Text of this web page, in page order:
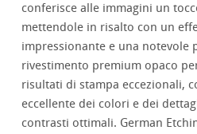
conferisce alle immagini un
mettendole in risalto con un
impressionante e una notevole
rivestimento premium opaco
risultati di stampa eccezionali,
eccellente dei colori e dei
contrasti ottimali. German